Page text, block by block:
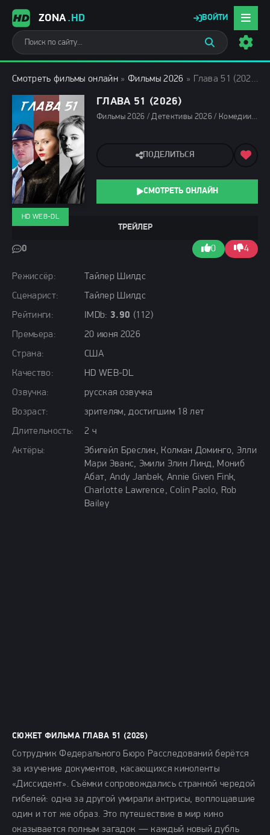
ZONA.HD ВОЙТИ
Смотреть фильмы онлайн » Фильмы 2026 » Глава 51 (2026)
ГЛАВА 51 (2026)
Фильмы 2026 / Детективы 2026 / Комедии 2026 / Криминальные фильмы 2026 / Триллеры 2026 / Фильмы июня 2026 / Фильмы лета 2026 / Последние фильмы 2026 / Новинки кино 2026 / Зарубежные фильмы 2026 / Смотреть фильмы онлайн
Режиссёр:
Тайлер Шилдс
Сценарист:
Тайлер Шилдс
Рейтинги:
IMDb: 3.90 (112)
Премьера:
20 июня 2026
Страна:
США
Качество:
HD WEB-DL
Озвучка:
русская озвучка
Возраст:
зрителям, достигшим 18 лет
Длительность:
2 ч
Актёры:
Эбигейл Бреслин, Колман Доминго, Элли
Мари Эванс, Эмили Элин Линд, Мониб
Абат, Andy Janbek, Annie Given Fink,
Charlotte Lawrence, Colin Paolo, Rob
Bailey
ТРЕЙЛЕР
0 0 4
HD WEB-DL
ПОДЕЛИТЬСЯ
СМОТРЕТЬ ОНЛАЙН
СЮЖЕТ ФИЛЬМА ГЛАВА 51 (2026)
Сотрудник Федерального Бюро Расследований берётся
за изучение документов, касающихся киноленты
«Диссидент». Съёмки сопровождались странной чередой
гибелей: одна за другой умирали актрисы, воплощавшие
один и тот же образ. Это путешествие в мир кино
оказывается полным загадок — каждый новый дубль